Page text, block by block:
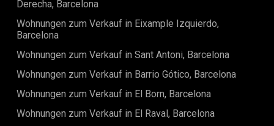
Derecha, Barcelona
Wohnungen zum Verkauf in Eixample Izquierdo,
Barcelona
Wohnungen zum Verkauf in Sant Antoni, Barcelona
Wohnungen zum Verkauf in Barrio Gótico, Barcelona
Wohnungen zum Verkauf in El Born, Barcelona
Wohnungen zum Verkauf in El Raval, Barcelona